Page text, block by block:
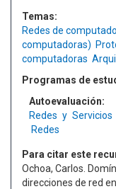
Temas:
Redes de
computadoras)
computadoras
Programas de
Autoevaluación:
Redes y
Redes
Para citar este
Ochoa, Carlos.
direcciones de red